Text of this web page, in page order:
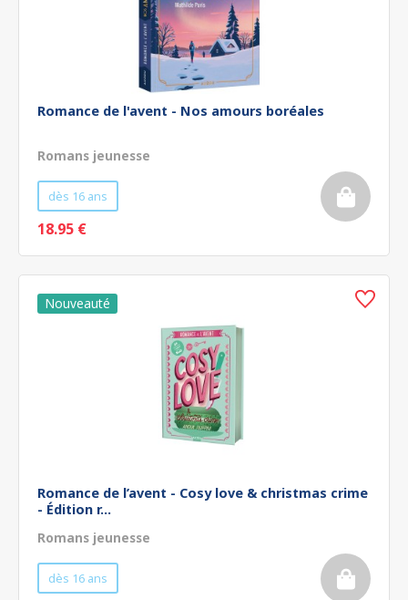
Romance de l'avent - Nos amours boréales
Romans jeunesse
dès 16 ans
18.95 €
Romance de l’avent - Cosy love & christmas crime
- Édition r...
Romans jeunesse
dès 16 ans